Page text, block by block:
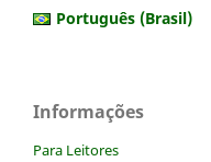
Português (Brasil)
Informações
Para Leitores